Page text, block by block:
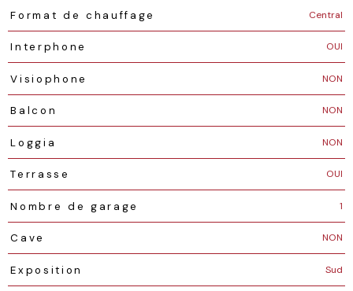
Format de chauffage Central
Interphone OUI
Visiophone NON
Balcon NON
Loggia NON
Terrasse OUI
Nombre de garage 1
Cave NON
Exposition Sud